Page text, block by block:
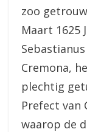
zoo
Maart 1625
Cremona,
plechtig
Prefect van
waarop de